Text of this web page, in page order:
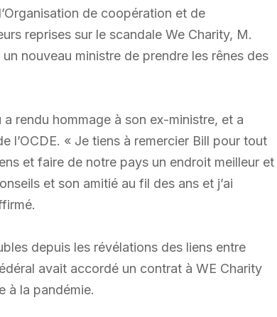
de coopération et de
reprises sur le scandale We Charity, M.
nouveau ministre de prendre les rênes des
rendu hommage à son ex-ministre, et a
l’OCDE. « Je tiens à remercier Bill pour tout
et faire de notre pays un endroit meilleur et
et son amitié au fil des ans et j’ai
depuis les révélations des liens entre
avait accordé un contrat à WE Charity
à la pandémie.